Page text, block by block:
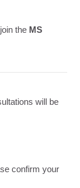
the MS
will be
confirm your